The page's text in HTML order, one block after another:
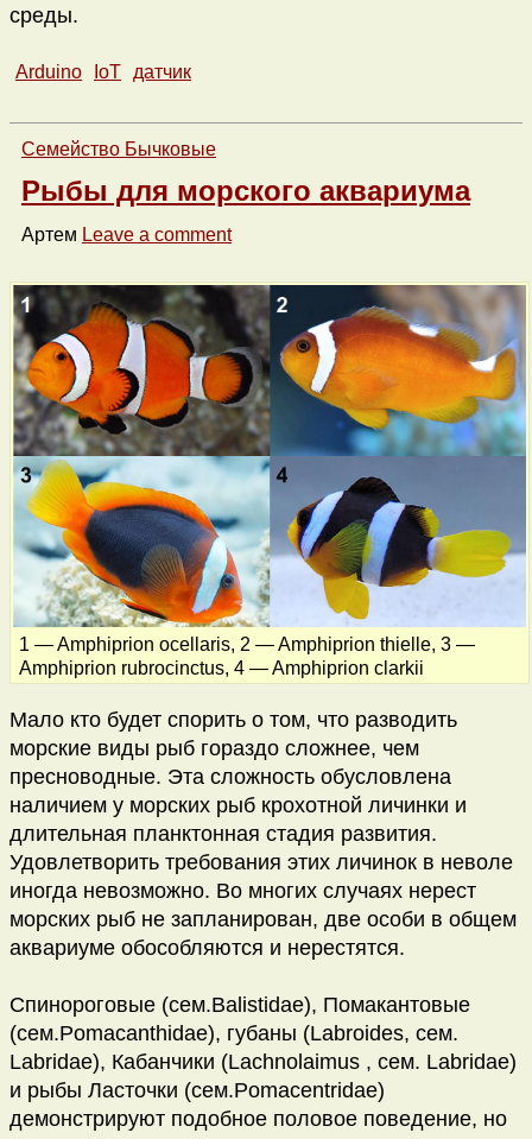
среды.
Arduino IoT датчик
Семейство Бычковые
Рыбы для морского аквариума
Артем Leave a comment
1 — Amphiprion ocellaris, 2 — Amphiprion thielle, 3 —
Amphiprion rubrocinctus, 4 — Amphiprion clarkii
Мало кто будет спорить о том, что разводить
морские виды рыб гораздо сложнее, чем
пресноводные. Эта сложность обусловлена
наличием у морских рыб крохотной личинки и
длительная планктонная стадия развития.
Удовлетворить требования этих личинок в неволе
иногда невозможно. Во многих случаях нерест
морских рыб не запланирован, две особи в общем
аквариуме обособляются и нерестятся.
Спинороговые (сем.Balistidae), Помакантовые
(сем.Pomacanthidae), губаны (Labroides, сем.
Labridae), Кабанчики (Lachnolaimus , сем. Labridae)
и рыбы Ласточки (сем.Pomacentridae)
демонстрируют подобное половое поведение, но